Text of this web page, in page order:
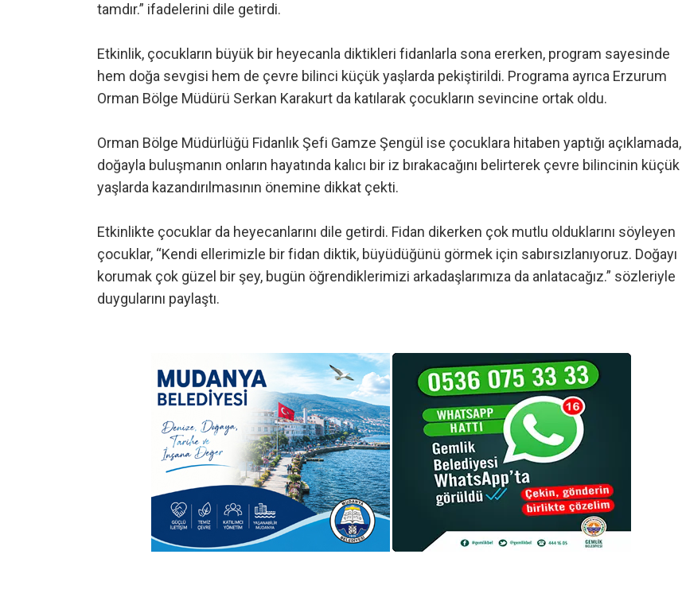
tamdır.” ifadelerini dile getirdi.
Etkinlik, çocukların büyük bir heyecanla diktikleri fidanlarla sona ererken, program sayesinde
hem doğa sevgisi hem de çevre bilinci küçük yaşlarda pekiştirildi. Programa ayrıca Erzurum
Orman Bölge Müdürü Serkan Karakurt da katılarak çocukların sevincine ortak oldu.
Orman Bölge Müdürlüğü Fidanlık Şefi Gamze Şengül ise çocuklara hitaben yaptığı açıklamada,
doğayla buluşmanın onların hayatında kalıcı bir iz bırakacağını belirterek çevre bilincinin küçük
yaşlarda kazandırılmasının önemine dikkat çekti.
Etkinlikte çocuklar da heyecanlarını dile getirdi. Fidan dikerken çok mutlu olduklarını söyleyen
çocuklar, “Kendi ellerimizle bir fidan diktik, büyüdüğünü görmek için sabırsızlanıyoruz. Doğayı
korumak çok güzel bir şey, bugün öğrendiklerimizi arkadaşlarımıza da anlatacağız.” sözleriyle
duygularını paylaştı.